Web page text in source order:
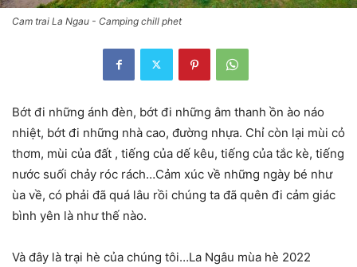
Cam trai La Ngau - Camping chill phet
Bớt đi những ánh đèn, bớt đi những âm thanh ồn ào náo
nhiệt, bớt đi những nhà cao, đường nhựa. Chỉ còn lại mùi cỏ
thơm, mùi của đất , tiếng của dế kêu, tiếng của tắc kè, tiếng
nước suối chảy róc rách…Cảm xúc về những ngày bé như
ùa về, có phải đã quá lâu rồi chúng ta đã quên đi cảm giác
bình yên là như thế nào.
Và đây là trại hè của chúng tôi…La Ngâu mùa hè 2022